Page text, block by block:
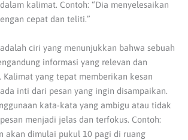
kalimat. Contoh: “Dia menyelesaikan
cepat dan teliti.”
ciri yang menunjukkan bahwa sebuah
informasi yang relevan dan
Kalimat yang tepat memberikan kesan
inti dari pesan yang ingin disampaikan.
kata-kata yang ambigu atau tidak
menjadi jelas dan terfokus. Contoh:
akan dimulai pukul 10 pagi di ruang